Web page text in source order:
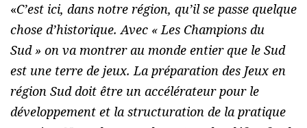
«C’est ici, dans notre région, qu’il se passe quelque
chose d’historique. Avec « Les Champions du
Sud » on va montrer au monde entier que le Sud
est une terre de jeux. La préparation des Jeux en
région Sud doit être un accélérateur pour le
développement et la structuration de la pratique